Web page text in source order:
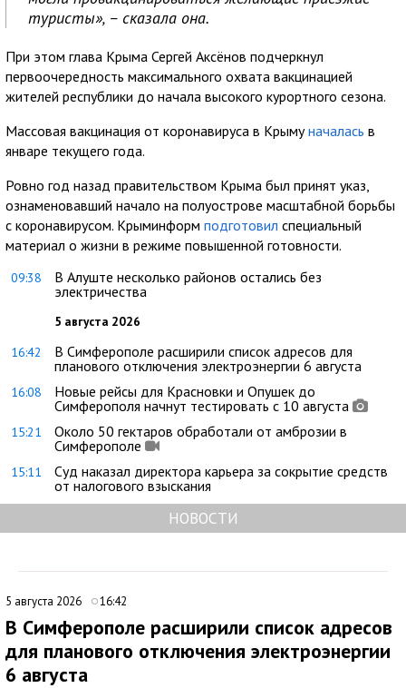
туристы», – сказала она.
При этом глава Крыма Сергей Аксёнов подчеркнул
первоочередность максимального охвата вакцинацией
жителей республики до начала высокого курортного сезона.
Массовая вакцинация от коронавируса в Крымуначалась в
январе текущего года.
Ровно год назад правительством Крыма был принят указ,
ознаменовавший начало на полуострове масштабной борьбы
с коронавирусом. Крыминформ подготовил специальный
материал о жизни в режиме повышенной готовности.
09:38
В Алуште несколько районов остались без
электричества
5 августа 2026
16:42
В Симферополе расширили список адресов для
планового отключения электроэнергии 6 августа
16:08
Новые рейсы для Красновки и Опушек до
Симферополя начнут тестировать с 10 августа
15:21
Около 50 гектаров обработали от амброзии в
Симферополе
15:11
Суд наказал директора карьера за сокрытие средств
от налогового взыскания
НОВОСТИ
5 августа 2026 16:42
В Симферополе расширили список адресов
для планового отключения электроэнергии
6 августа